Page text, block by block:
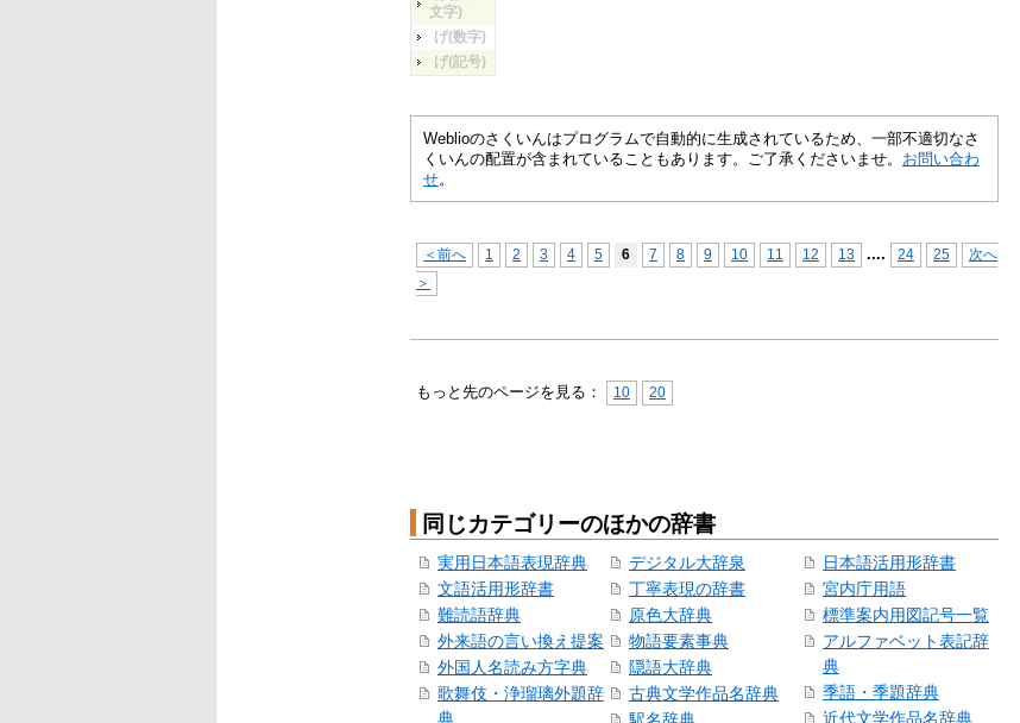
文字)
げ(数字)
げ(記号)
Weblioのさくいんはプログラムで自動的に生成されているため、一部不適切なさ
くいんの配置が含まれていることもあります。ご了承くださいませ。 お問い合わ
せ。
＜前へ 1 2 3 4 5 6 7 8 9 10 11 12 13 .... 24 25
次へ
＞
もっと先のページを見る： 10 20
同じカテゴリーのほかの辞書
実用日本語表現辞典
文語活用形辞書
難読語辞典
外来語の言い換え提案
外国人名読み方字典
歌舞伎・浄瑠璃外題辞
典
デジタル大辞泉
丁寧表現の辞書
原色大辞典
物語要素事典
隠語大辞典
古典文学作品名辞典
日本語活用形辞書
宮内庁用語
標準案内用図記号一覧
アルファベット表記辞
典
季語・季題辞典
近代文学作品名辞典